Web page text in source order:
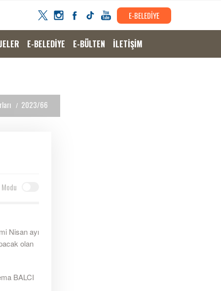
E-BELEDİYE
E-BELEDİYE E-BÜLTEN İLETİŞİM
2023/66
Nisan ayı
olan
BALCI